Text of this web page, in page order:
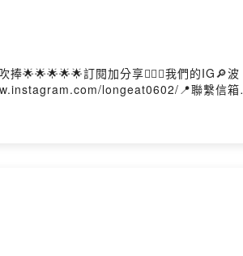
訂閱加分享👍🏻📍我們的IG🔎波
longeat0602/📍聯繫信箱-